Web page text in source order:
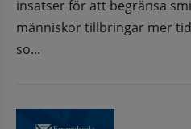
insatser för att begränsa
människor tillbringar mer
so...